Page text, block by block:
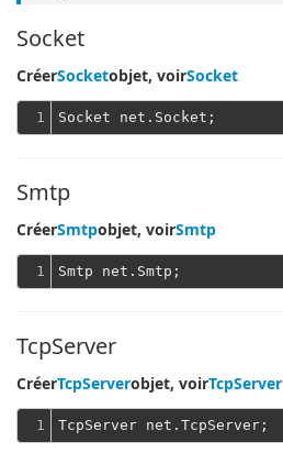
Socket
CréerSocketobjet, voirSocket
1
Smtp
CréerSmtpobjet, voirSmtp
1
TcpServer
CréerTcpServerobjet, voirTcpServer
1